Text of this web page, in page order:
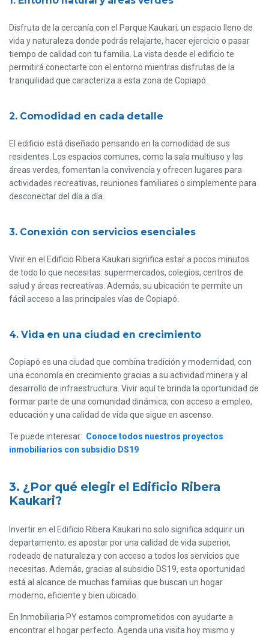
Disfruta de la cercanía con el Parque Kaukari, un espacio lleno de
vida y naturaleza donde podrás relajarte, hacer ejercicio o pasar
tiempo de calidad con tu familia. La vista desde el edificio te
permitirá conectarte con el entorno mientras disfrutas de la
tranquilidad que caracteriza a esta zona de Copiapó.
2. Comodidad en cada detalle
El edificio está diseñado pensando en la comodidad de sus
residentes. Los espacios comunes, como la sala multiuso y las
áreas verdes, fomentan la convivencia y ofrecen lugares para
actividades recreativas, reuniones familiares o simplemente para
desconectar del día a día.
3. Conexión con servicios esenciales
Vivir en el Edificio Ribera Kaukari significa estar a pocos minutos
de todo lo que necesitas: supermercados, colegios, centros de
salud y áreas recreativas. Además, su ubicación te permite un
fácil acceso a las principales vías de Copiapó.
4. Vida en una ciudad en crecimiento
Copiapó es una ciudad que combina tradición y modernidad, con
una economía en crecimiento gracias a su actividad minera y al
desarrollo de infraestructura. Vivir aquí te brinda la oportunidad de
formar parte de una comunidad dinámica, con acceso a empleo,
educación y una calidad de vida que sigue en ascenso.
Te puede interesar: Conoce todos nuestros proyectos
inmobiliarios con subsidio DS19
3. ¿Por qué elegir el Edificio Ribera
Kaukari?
Invertir en el Edificio Ribera Kaukari no solo significa adquirir un
departamento; es apostar por una calidad de vida superior,
rodeado de naturaleza y con acceso a todos los servicios que
necesitas. Además, gracias al subsidio DS19, esta oportunidad
está al alcance de muchas familias que buscan un hogar
moderno, eficiente y bien ubicado.
En Inmobiliaria PY estamos comprometidos con ayudarte a
encontrar el hogar perfecto. Agenda una visita hoy mismo y